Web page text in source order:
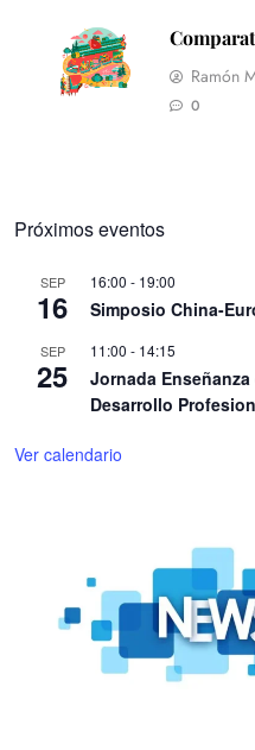
Ramón
0
Próximos eventos
SEP
16
16:00 - 19:00
Simposio China-
SEP
25
11:00 - 14:15
Jornada
Desarrollo
Ver calendario